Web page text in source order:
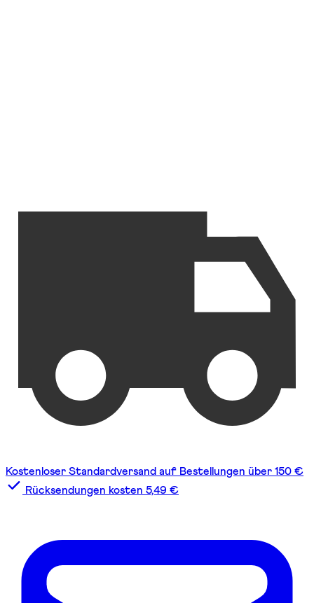
Kostenloser Standardversand auf Bestellungen über 150 €
Rücksendungen kosten 5,49 €